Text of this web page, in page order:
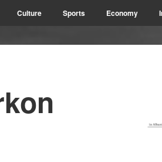
Culture Sports Economy